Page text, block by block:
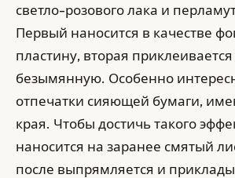
светло-розового лака и
Первый наносится в качестве
пластину, вторая
безымянную. Особенно
отпечатки сияющей бумаги,
края. Чтобы достичь такого
наносится на заранее смятый
после выпрямляется и